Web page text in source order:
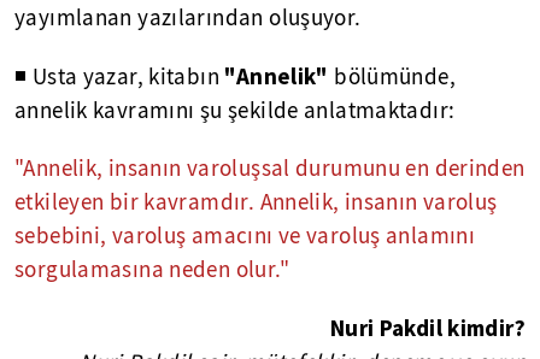
yayımlanan yazılarından oluşuyor.
◾ Usta yazar, kitabın "Annelik" bölümünde,
annelik kavramını şu şekilde anlatmaktadır:
"Annelik, insanın varoluşsal durumunu en derinden
etkileyen bir kavramdır. Annelik, insanın varoluş
sebebini, varoluş amacını ve varoluş anlamını
sorgulamasına neden olur."
Nuri Pakdil kimdir?